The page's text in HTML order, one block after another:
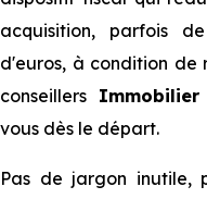
acquisition, parfois
d'euros, à condition de
conseillers Immobilier
vous dès le départ.
Pas de jargon inutile,